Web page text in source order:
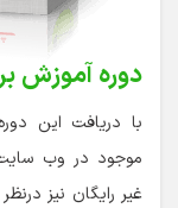
دوره آموزش
با دریافت این
موجود در وب
غیر رایگان نیز